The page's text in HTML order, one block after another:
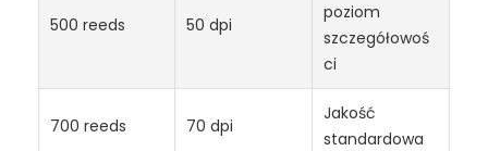
500 reeds 50 dpi
poziom
szczegółowoś
ci
700 reeds 70 dpi
Jakość
standardowa